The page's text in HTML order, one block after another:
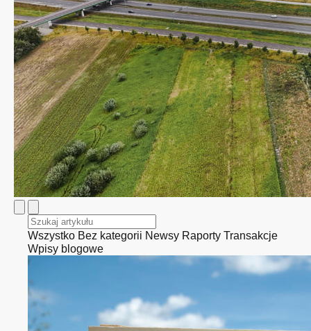
Wszystko Bez kategorii Newsy Raporty Transakcje
Wpisy blogowe